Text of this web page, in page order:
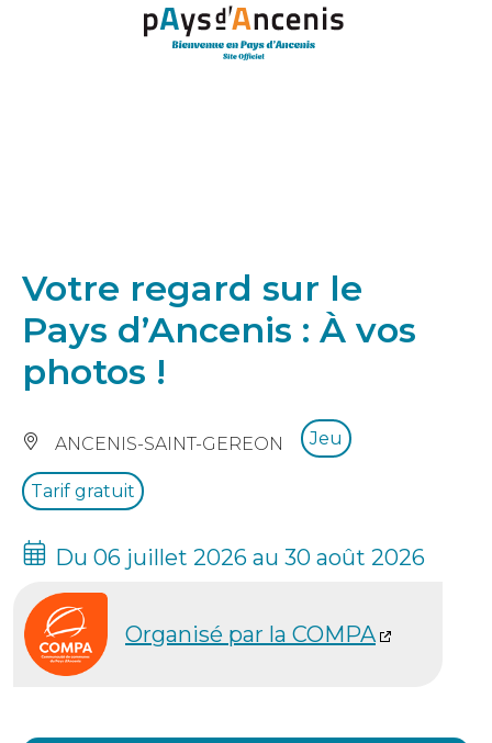
Panneau de gestion des cookies
Votre regard sur le
Pays d’Ancenis : À vos
photos !
ANCENIS-SAINT-GEREON Jeu
Tarif gratuit
Du 06 juillet 2026 au 30 août 2026
Organisé par la COMPA